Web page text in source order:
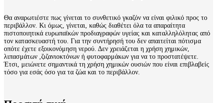
Θα αναρωτιέστε πως γίνεται το συνθετικό γκαζόν να είναι φιλικό προς το
περιβάλλον. Κι όμως, γίνεται, καθώς διαθέτει όλα τα απαραίτητα
πιστοποιητικά ευρωπαϊκών προδιαγραφών υγείας και καταλληλόλητας από
τον κατασκευαστή του. Για την συντήρησή του δεν απαιτείται πότισμα
οπότε έχετε εξοικονόμηση νερού. Δεν χρειάζεται η χρήση χημικών,
λιπασμάτων ,ζιζανιοκτόνων ή φυτοφαρμάκων για να το προστατέψετε.
Έτσι, μειώνετε σημαντικά τη χρήση χημικών ουσιών που είναι επιβλαβείς
τόσο για εσάς όσο για τα ζώα και το περιβάλλον.